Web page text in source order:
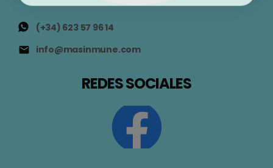
(+34) 623 57 96 14
info@masinmune.com
REDES SOCIALES